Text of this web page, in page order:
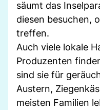
säumt das
diesen besuchen,
treffen.
Auch viele lokale
Produzenten
sind sie für
Austern,
meisten Familien